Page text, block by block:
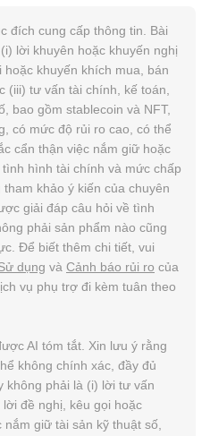
đích cung cấp thông tin. Bài
lời khuyên hoặc khuyến nghị
khuyến khích mua, bán
(iii) tư vấn tài chính, kế toán,
bao gồm stablecoin và NFT,
có mức độ rủi ro cao, có thể
cẩn thận việc nắm giữ hoặc
hình tài chính và mức chấp
khảo ý kiến của chuyên
giải đáp câu hỏi về tình
phải sản phẩm nào cũng
Để biết thêm chi tiết, vui
dụng và Cảnh báo rủi ro của
vụ phụ trợ đi kèm tuân theo
AI tóm tắt. Xin lưu ý rằng
không chính xác, đầy đủ
không phải là (i) lời tư vấn
đề nghị, kêu gọi hoặc
giữ tài sản kỹ thuật số,